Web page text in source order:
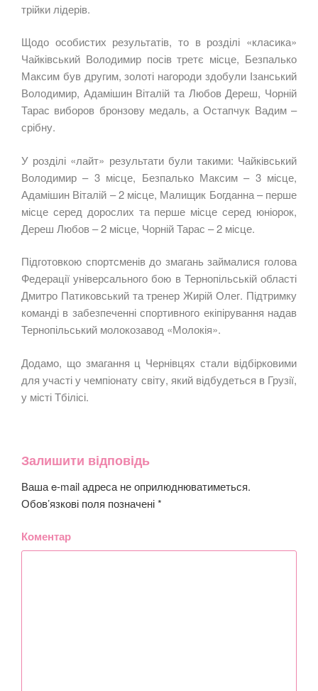
трійки лідерів.
Щодо особистих результатів, то в розділі «класика»
Чайківський Володимир посів третє місце, Безпалько
Максим був другим, золоті нагороди здобули Ізанський
Володимир, Адамішин Віталій та Любов Дереш, Чорній
Тарас виборов бронзову медаль, а Остапчук Вадим –
срібну.
У розділі «лайт» результати були такими: Чайківський
Володимир – 3 місце, Безпалько Максим – 3 місце,
Адамішин Віталій – 2 місце, Малищик Богданна – перше
місце серед дорослих та перше місце серед юніорок,
Дереш Любов – 2 місце, Чорній Тарас – 2 місце.
Підготовкою спортсменів до змагань займалися голова
Федерації універсального бою в Тернопільській області
Дмитро Патиковський та тренер Жирій Олег. Підтримку
команді в забезпеченні спортивного екіпірування надав
Тернопільський молокозавод «Молокія».
Додамо, що змагання ц Чернівцях стали відбірковими
для участі у чемпіонату світу, який відбудеться в Грузії,
у місті Тбілісі.
Залишити відповідь
Ваша e-mail адреса не оприлюднюватиметься.
Обов’язкові поля позначені*
Коментар